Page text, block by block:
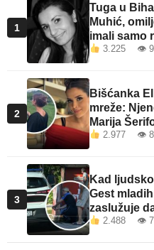
1
Tuga u
Muhić,
imali samo
3.225 👁
2
Bišćanka
mreže:
Marija
2.977 👁
3
Kad
Gest
zaslužuje
2.488 👁